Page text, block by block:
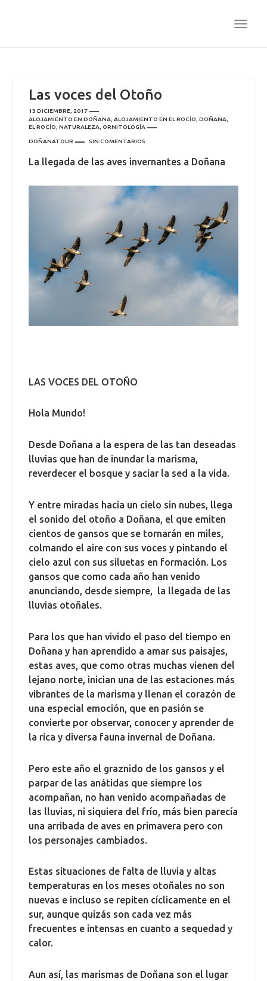
Las voces del Otoño
13 DICIEMBRE, 2017
ALOJAMIENTO EN DOÑANA ALOJAMIENTO EN EL ROCÍO DOÑANA
EL ROCÍO NATURALEZA ORNITOLOGÍA
DOÑANATOUR SIN COMENTARIOS
La llegada de las aves invernantes a Doñana
LAS VOCES DEL OTOÑO
Hola Mundo!
Desde Doñana a la espera de las tan deseadas
lluvias que han de inundar la marisma,
reverdecer el bosque y saciar la sed a la vida.
Y entre miradas hacia un cielo sin nubes, llega
el sonido del otoño a Doñana, el que emiten
cientos de gansos que se tornarán en miles,
colmando el aire con sus voces y pintando el
cielo azul con sus siluetas en formación. Los
gansos que como cada año han venido
anunciando, desde siempre, la llegada de las
lluvias otoñales.
Para los que han vivido el paso del tiempo en
Doñana y han aprendido a amar sus paisajes,
estas aves, que como otras muchas vienen del
lejano norte, inician una de las estaciones más
vibrantes de la marisma y llenan el corazón de
una especial emoción, que en pasión se
convierte por observar, conocer y aprender de
la rica y diversa fauna invernal de Doñana.
Pero este año el graznido de los gansos y el
parpar de las anátidas que siempre los
acompañan, no han venido acompañadas de
las lluvias, ni siquiera del frío, más bien parecía
una arribada de aves en primavera pero con
los personajes cambiados.
Estas situaciones de falta de lluvia y altas
temperaturas en los meses otoñales no son
nuevas e incluso se repiten cíclicamente en el
sur, aunque quizás son cada vez más
frecuentes e intensas en cuanto a sequedad y
calor.
Aun así, las marismas de Doñana son el lugar